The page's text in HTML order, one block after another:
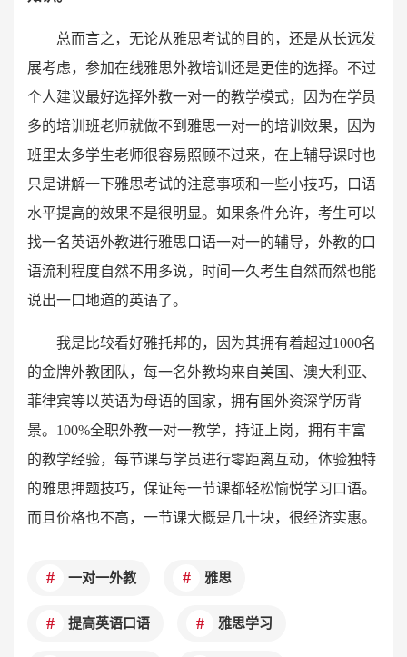
总而言之，无论从雅思考试的目的，还是从长远发
展考虑，参加在线雅思外教培训还是更佳的选择。不过
个人建议最好选择外教一对一的教学模式，因为在学员
多的培训班老师就做不到雅思一对一的培训效果，因为
班里太多学生老师很容易照顾不过来，在上辅导课时也
只是讲解一下雅思考试的注意事项和一些小技巧，口语
水平提高的效果不是很明显。如果条件允许，考生可以
找一名英语外教进行雅思口语一对一的辅导，外教的口
语流利程度自然不用多说，时间一久考生自然而然也能
说出一口地道的英语了。
我是比较看好雅托邦的，因为其拥有着超过1000名
的金牌外教团队，每一名外教均来自美国、澳大利亚、
菲律宾等以英语为母语的国家，拥有国外资深学历背
景。100%全职外教一对一教学，持证上岗，拥有丰富
的教学经验，每节课与学员进行零距离互动，体验独特
的雅思押题技巧，保证每一节课都轻松愉悦学习口语。
而且价格也不高，一节课大概是几十块，很经济实惠。
一对一外教 雅思
提高英语口语 雅思学习